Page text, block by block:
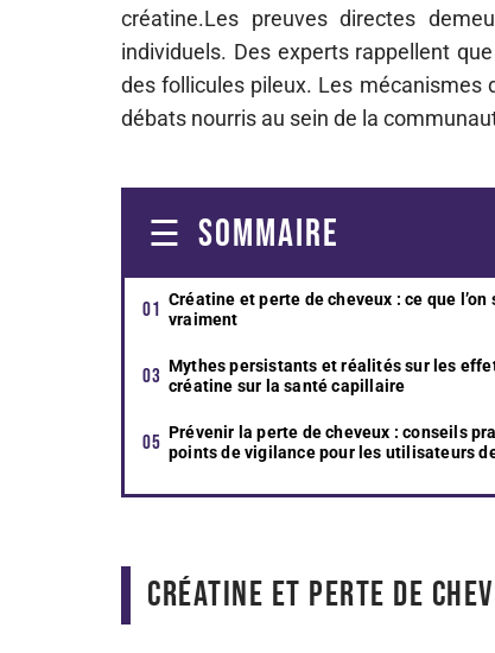
créatine.Les preuves directes
individuels. Des experts rappellent
des follicules pileux. Les mécanismes
débats nourris au sein de la
SOMMAIRE
Créatine et perte de cheveux : ce que l’on
vraiment
Mythes persistants et réalités sur les
créatine sur la santé capillaire
Prévenir la perte de cheveux : conseils
points de vigilance pour les utilisateurs
Créatine et perte de